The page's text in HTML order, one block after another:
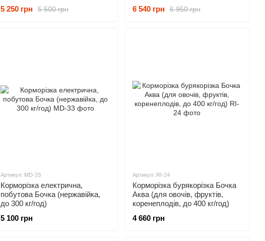
5 500 грн
5 250 грн 6 950 грн
6 540 грн
Артикул: MD-33
Корморізка електрична,
побутова Бочка (нержавійка,
до 300 кг/год)
5 100 грн
Артикул: RI-24
Корморізка бурякорізка Бочка
Аква (для овочів, фруктів,
коренеплодів, до 400 кг/год)
4 660 грн